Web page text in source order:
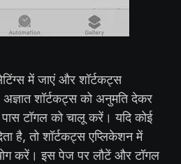
में जाएं और शॉर्टकट्स
शॉर्टकट्स को अनुमति देकर
टॉगल को चालू करें। यदि कोई
है, तो शॉर्टकट्स एप्लिकेशन में
करें। इस पेज पर लौटें और टॉगल